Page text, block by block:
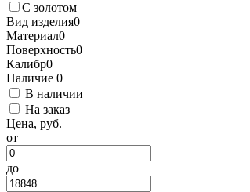
С золотом
Вид изделия0
Материал0
Поверхность0
Калибр0
Наличие 0
В наличии
На заказ
Цена, руб.
от
до